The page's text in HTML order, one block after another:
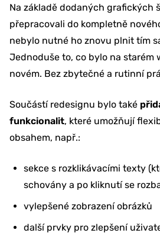
Na základě dodaných grafických
přepracovali do kompletně
nebylo nutné ho znovu plnit tím
Jednoduše to, co bylo na starém
novém. Bez zbytečné a rutinní
Součástí redesignu bylo také
funkcionalit, které umožňují
obsahem, např.:
sekce s rozklikávacími texty
schovány a po kliknutí se
vylepšené zobrazení obrázků
další prvky pro zlepšení